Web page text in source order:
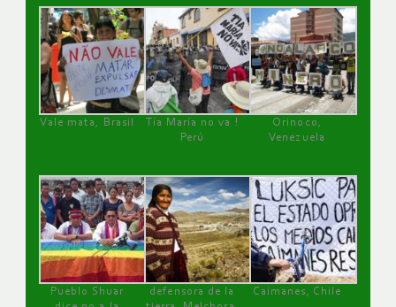
Vale mata, Brasil
Tía María no va !
Perú
Orinoco,
Venezuela
Pueblo Shuar
defensora de la
Caimanes, Chile